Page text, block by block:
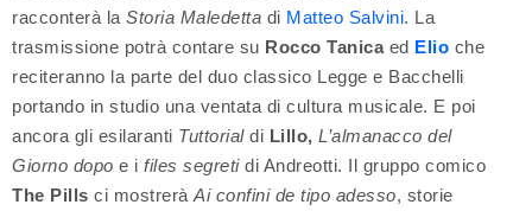
racconterà la Storia Maledetta di Matteo Salvini. La
trasmissione potrà contare su Rocco Tanica ed Elio che
reciteranno la parte del duo classico Legge e Bacchelli
portando in studio una ventata di cultura musicale. E poi
ancora gli esilaranti Tuttorial di Lillo, L’almanacco del
Giorno dopo e i files segretidi Andreotti. Il gruppo comico
The Pills ci mostrerà Ai confini de tipo adesso, storie